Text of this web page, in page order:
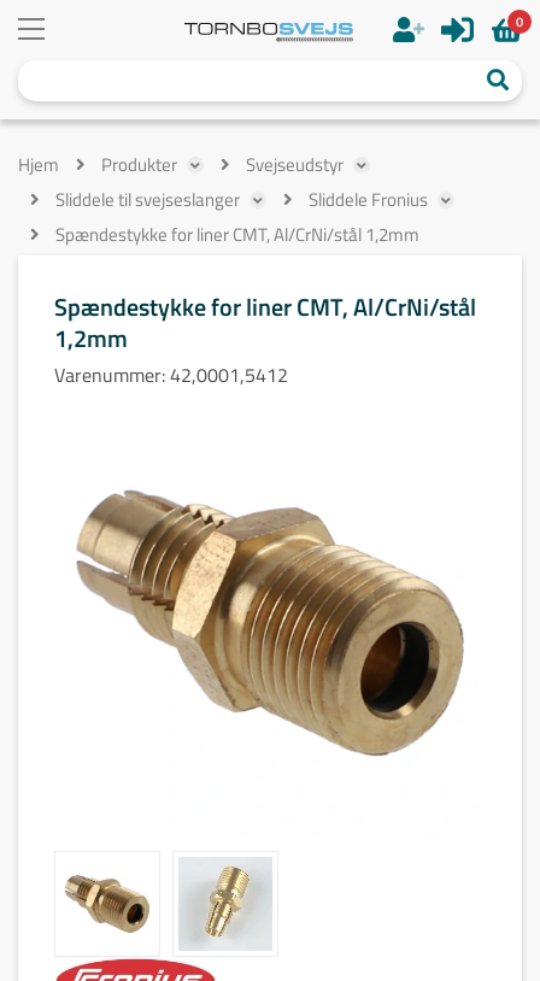
0
Hjem Produkter
Svejseudstyr
Sliddele til svejseslanger
Sliddele Fronius
Spændestykke for liner CMT, Al/CrNi/stål 1,2mm
Spændestykke for liner CMT, Al/CrNi/stål
1,2mm
Varenummer:42,0001,5412